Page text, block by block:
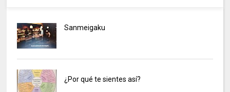
Sanmeigaku
¿Por qué te sientes así?